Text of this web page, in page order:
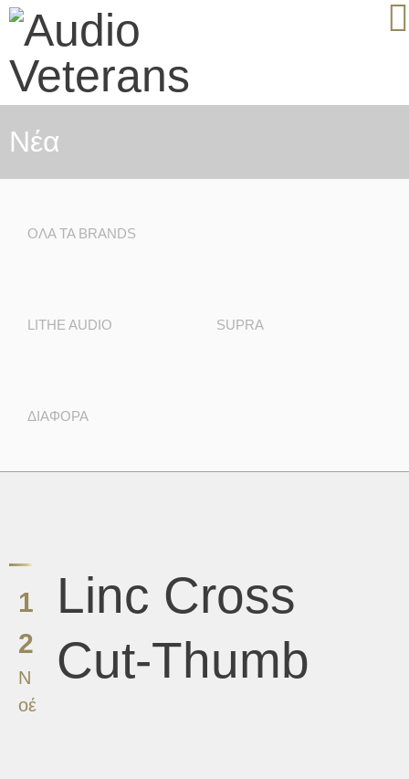
Nέα
ΟΛΑ ΤΑ BRANDS
LITHE AUDIO SUPRA
ΔΙΑΦΟΡΑ
1
2
Ν
οέ
Linc Cross
Cut-Thumb